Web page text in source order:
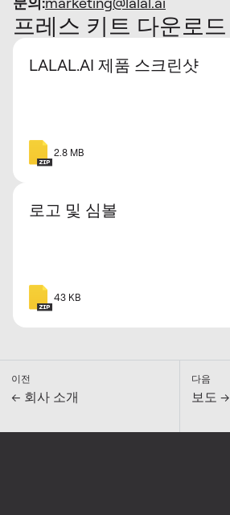
프레스 키트 다운로드
LALAL.AI 제품 스크린샷
2.8 MB
로고 및 심볼
43 KB
이전
← 회사 소개
다음
보도 →